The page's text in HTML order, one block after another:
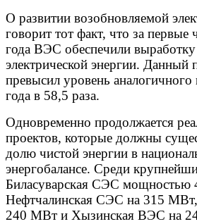
О развитии возобновляемой
говорит тот факт, что за первые
года ВЭС обеспечили
электрической энергии. Данный
превысил уровень
года в 58,5 раза.
Одновременно продолжается
проектов, которые должны
долю чистой энергии в
энергобалансе. Среди
Биласуварская СЭС
Нефтчалинская СЭС на 315
240 МВт и Хызинская ВЭС на